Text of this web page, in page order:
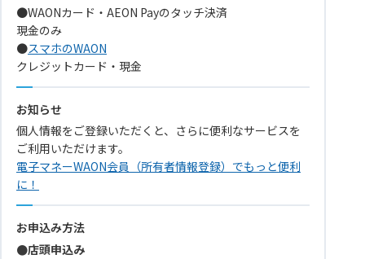
●WAONカード・AEON Payのタッチ決済
現金のみ
●スマホのWAON
クレジットカード・現金
お知らせ
個人情報をご登録いただくと、さらに便利なサービスを
ご利用いただけます。
電子マネーWAON会員（所有者情報登録）でもっと便利
に！
お申込み方法
●店頭申込み